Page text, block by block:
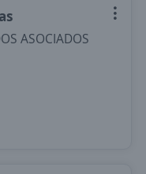
ASOCIADOS